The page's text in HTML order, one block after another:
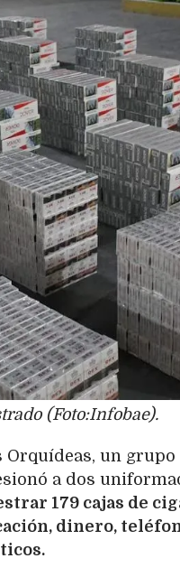
(Foto:Infobae).
un
a dos
179 cajas de
dinero,